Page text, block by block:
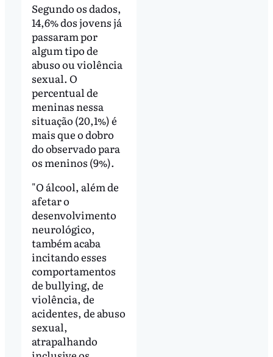
Segundo os dados,
14,6% dos jovens já
passaram por
algum tipo de
abuso ou violência
sexual. O
percentual de
meninas nessa
situação (20,1%) é
mais que o dobro
do observado para
os meninos (9%).
"O álcool, além de
afetar o
desenvolvimento
neurológico,
também acaba
incitando esses
comportamentos
de bullying, de
violência, de
acidentes, de abuso
sexual,
atrapalhando